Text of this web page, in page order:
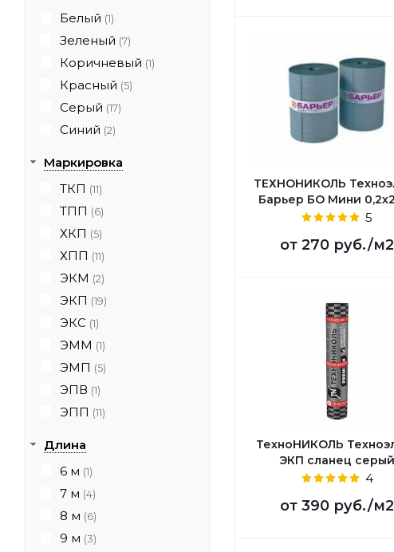
ТЕХНОНИКОЛЬ
Барьер БО Мини
5
от 270 руб./м2
ТехноНИКОЛЬ
ЭКП сланец серый
4
от 390 руб./м2
Белый (1)
Зеленый (7)
Коричневый (1)
Красный (5)
Серый (17)
Синий (2)
Маркировка
ТКП (11)
ТПП (6)
ХКП (5)
ХПП (11)
ЭКМ (2)
ЭКП (19)
ЭКС (1)
ЭММ (1)
ЭМП (5)
ЭПВ (1)
ЭПП (11)
Длина
6 м (1)
7 м (4)
8 м (6)
9 м (3)